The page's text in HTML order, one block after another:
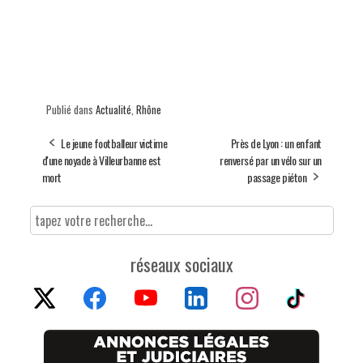
Publié dans Actualité Rhône
Le jeune footballeur victime
d'une noyade à Villeurbanne est
mort
Près de Lyon : un enfant
renversé par un vélo sur un
passage piéton
réseaux sociaux